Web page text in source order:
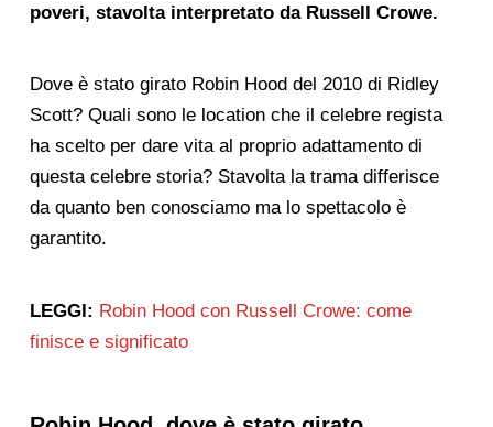
poveri, stavolta interpretato da Russell Crowe.
Dove è stato girato Robin Hood del 2010 di Ridley
Scott? Quali sono le location che il celebre regista
ha scelto per dare vita al proprio adattamento di
questa celebre storia? Stavolta la trama differisce
da quanto ben conosciamo ma lo spettacolo è
garantito.
LEGGI: Robin Hood con Russell Crowe: come
finisce e significato